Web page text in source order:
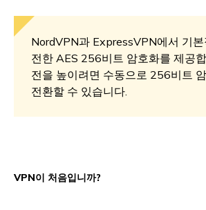
NordVPN과 ExpressVPN에서 기
전한 AES 256비트 암호화를 제공
전을 높이려면 수동으로 256비트
전환할 수 있습니다.
VPN이 처음입니까?